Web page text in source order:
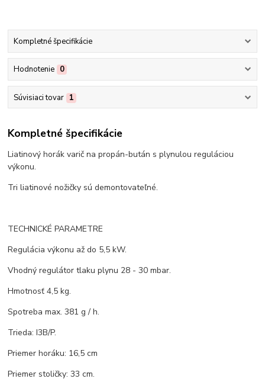
Kompletné špecifikácie
Hodnotenie 0
Súvisiaci tovar 1
Kompletné špecifikácie
Liatinový horák varič na propán-bután s plynulou reguláciou
výkonu.
Tri liatinové nožičky sú demontovateľné.
TECHNICKÉ PARAMETRE
Regulácia výkonu až do 5,5 kW.
Vhodný regulátor tlaku plynu 28 - 30 mbar.
Hmotnosť 4,5 kg.
Spotreba max. 381 g / h.
Trieda: I3B/P.
Priemer horáku: 16,5 cm
Priemer stoličky: 33 cm.